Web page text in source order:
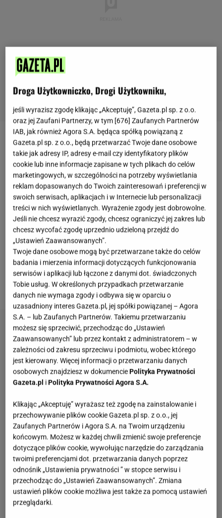
Beyonceswego czasu zdradziła,ile waży tuż po
urodzeniu bliźniaków i jak ma zamiar wrócić do
formy. Niedawno dość mocno zaczęła reklamować
dietę przygotowaną przez jej przyjaciela, Marco
Borgesa. Jest to 22-dniowe wyzwanie, podczas
którego należy spożywać jedynie same owoce i
warzywa. To doświadczenie ma całkowicie zmienić
ciało i pomóc mu zrzucić zbędne kilogramy. Według
tejdiety , posiłek całkowicie roślinny powinno
dodawać się stopniowo, by organizm mógł się do
nich przyzwyczaić.
Droga Użytkowniczko, Drogi Użytkowniku,
jeśli wyrazisz zgodę klikając „Akceptuję”, Gazeta.pl sp. z o.o.
oraz jej Zaufani Partnerzy, w tym [676] Zaufanych Partnerów
IAB, jak również Agora S.A. będąca spółką powiązaną z
Gazeta.pl sp. z o.o., będą przetwarzać Twoje dane osobowe
takie jak adresy IP, adresy e-mail czy identyfikatory plików
cookie lub inne informacje zapisane w tych plikach do celów
marketingowych, w szczególności na potrzeby wyświetlania
reklam dopasowanych do Twoich zainteresowań i preferencji w
swoich serwisach, aplikacjach i w Internecie lub personalizacji
treści w nich wyświetlanych. Wyrażenie zgody jest dobrowolne.
Jeśli nie chcesz wyrazić zgody, chcesz ograniczyć jej zakres lub
chcesz wycofać zgodę uprzednio udzieloną przejdź do
„Ustawień Zaawansowanych”.
Twoje dane osobowe mogą być przetwarzane także do celów
badania i mierzenia informacji dotyczących funkcjonowania
serwisów i aplikacji lub łączone z danymi dot. świadczonych
Tobie usług. W określonych przypadkach przetwarzanie
danych nie wymaga zgody i odbywa się w oparciu o
uzasadniony interes Gazeta.pl, jej spółki powiązanej – Agora
S.A. – lub Zaufanych Partnerów. Takiemu przetwarzaniu
możesz się sprzeciwić, przechodząc do „Ustawień
Zaawansowanych” lub przez kontakt z administratorem – w
zależności od zakresu sprzeciwu i podmiotu, wobec którego
jest kierowany. Więcej informacji o przetwarzaniu danych
osobowych znajdziesz w dokumencie Polityka Prywatności
Gazeta.pl i Polityka Prywatności Agora S.A.
Klikając „Akceptuję” wyrażasz też zgodę na zainstalowanie i
przechowywanie plików cookie Gazeta.pl sp. z o.o., jej
Zaufanych Partnerów i Agora S.A. na Twoim urządzeniu
końcowym. Możesz w każdej chwili zmienić swoje preferencje
dotyczące plików cookie, wywołując narzędzie do zarządzania
twoimi preferencjami dot. przetwarzania danych poprzez
odnośnik „Ustawienia prywatności ” w stopce serwisu i
przechodząc do „Ustawień Zaawansowanych”. Zmiana
ustawień plików cookie możliwa jest także za pomocą ustawień
przeglądarki.